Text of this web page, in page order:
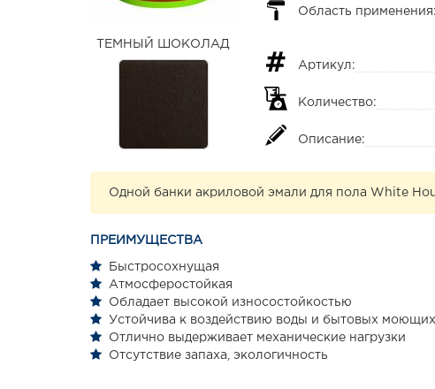
ТЕМНЫЙ ШОКОЛАД
Область применения:
Артикул:
Количество:
Описание:
Одной банки акриловой эмали для пола White
ПРЕИМУЩЕСТВА
Быстросохнущая
Атмосферостойкая
Обладает высокой износостойкостью
Устойчива к воздействию воды и бытовых моющих
Отлично выдерживает механические нагрузки
Отсутствие запаха, экологичность